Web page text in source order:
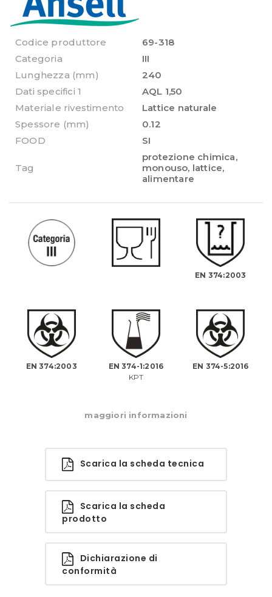
Codice produttore
69-318
Categoria
III
Lunghezza (mm)
240
Dati specifici 1
AQL 1,50
Materiale rivestimento
Lattice naturale
Spessore (mm)
0.12
FOOD
SI
Tag
protezione chimica,
monouso, lattice,
alimentare
EN 374:2003
EN 374:2003
EN 374-1:2016
KPT
EN 374-5:2016
maggiori informazioni
Scarica la scheda tecnica
Scarica la scheda
prodotto
Dichiarazione di
conformità